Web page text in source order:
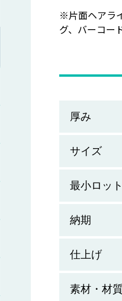
※片面ヘアラ
グ、バーコー
厚み
サイズ
最小ロット
納期
仕上げ
素材・材